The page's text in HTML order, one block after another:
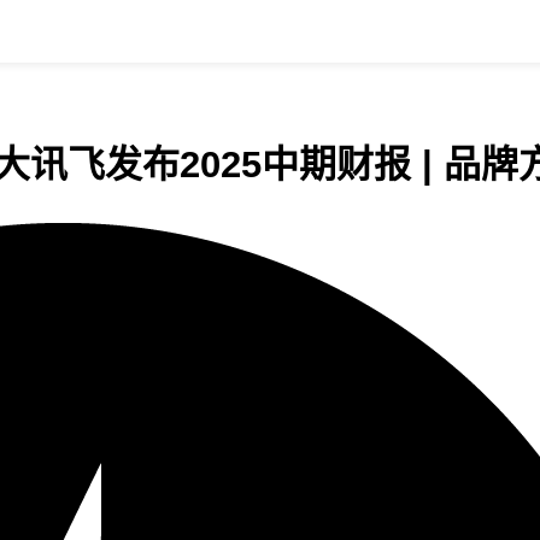
讯飞发布2025中期财报 | 品牌